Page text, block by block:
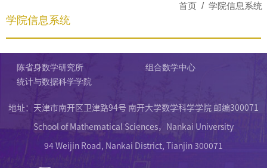
首页 / 学院信息系统
学院信息系统
陈省身数学研究所
组合数学中心
统计与数据科学学院
地址：天津市南开区卫津路94号 南开大学数学科学学院 邮编300071
School of Mathematical Sciences，Nankai University
94 Weijin Road, Nankai District, Tianjin 300071